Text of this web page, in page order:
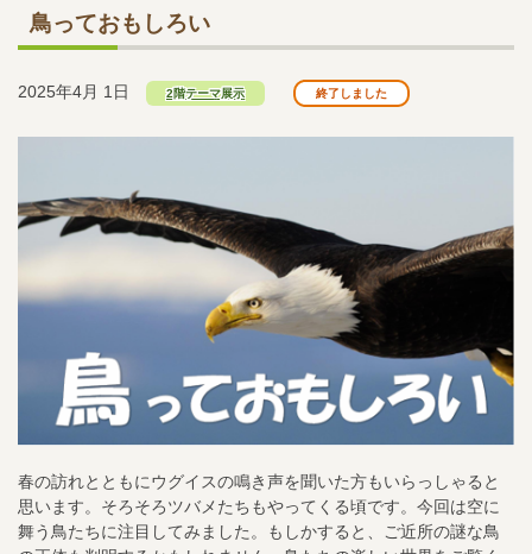
鳥っておもしろい
2025年4月 1日 2階テーマ展示 終了しました
春の訪れとともにウグイスの鳴き声を聞いた方もいらっしゃると
思います。そろそろツバメたちもやってくる頃です。今回は空に
舞う鳥たちに注目してみました。もしかすると、ご近所の謎な鳥